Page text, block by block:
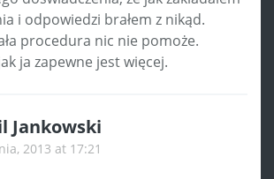
i odpowiedzi brałem z nikąd.
procedura nic nie pomoże.
ja zapewne jest więcej.
Jankowski
2013 at 17:21